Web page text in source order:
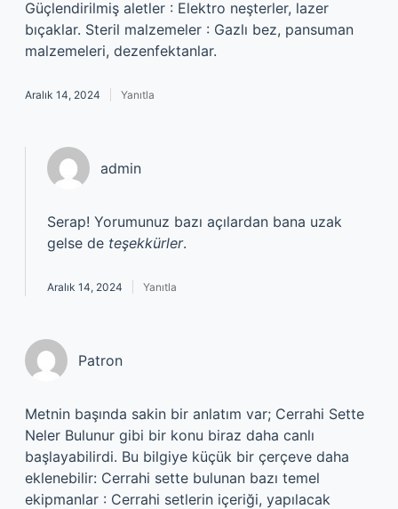
Güçlendirilmiş aletler : Elektro neşterler, lazer
bıçaklar. Steril malzemeler : Gazlı bez, pansuman
malzemeleri, dezenfektanlar.
Aralık 14, 2024 Yanıtla
admin
Serap! Yorumunuz bazı açılardan bana uzak
gelse de teşekkürler.
Aralık 14, 2024 Yanıtla
Patron
Metnin başında sakin bir anlatım var; Cerrahi Sette
Neler Bulunur gibi bir konu biraz daha canlı
başlayabilirdi. Bu bilgiye küçük bir çerçeve daha
eklenebilir: Cerrahi sette bulunan bazı temel
ekipmanlar : Cerrahi setlerin içeriği, yapılacak